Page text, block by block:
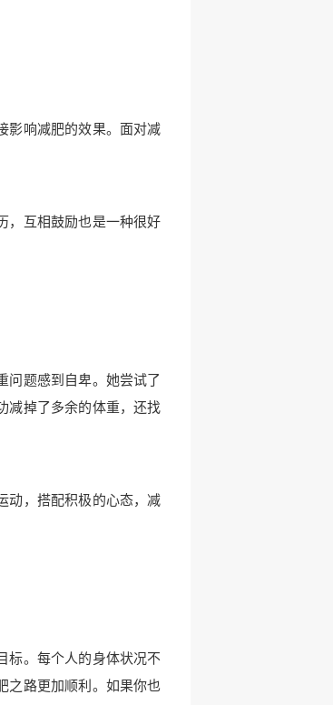
影响减肥的效果。面对减
，互相鼓励也是一种很好
问题感到自卑。她尝试了
减掉了多余的体重，还找
动，搭配积极的心态，减
标。每个人的身体状况不
之路更加顺利。如果你也